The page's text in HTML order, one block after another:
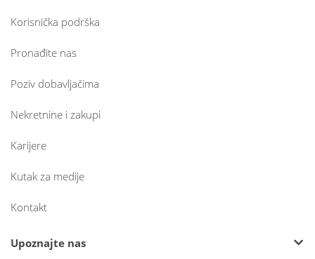
Korisnička podrška
Pronađite nas
Poziv dobavljačima
Nekretnine i zakupi
Karijere
Kutak za medije
Kontakt
Upoznajte nas